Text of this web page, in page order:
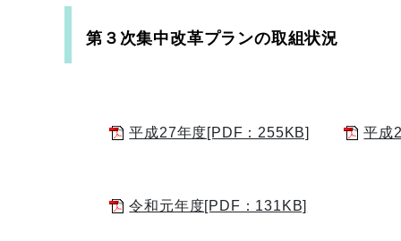
第３次集中改革プランの取組状況
平成27年度[PDF：255KB] 平成
令和元年度[PDF：131KB]